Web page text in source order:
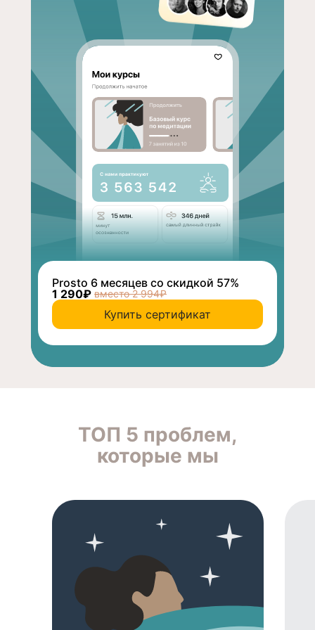
Prosto 6 месяцев со скидкой 57%
1 290₽ вместо 2 994₽
Купить сертификат
ТОП 5 проблем,
которые мы